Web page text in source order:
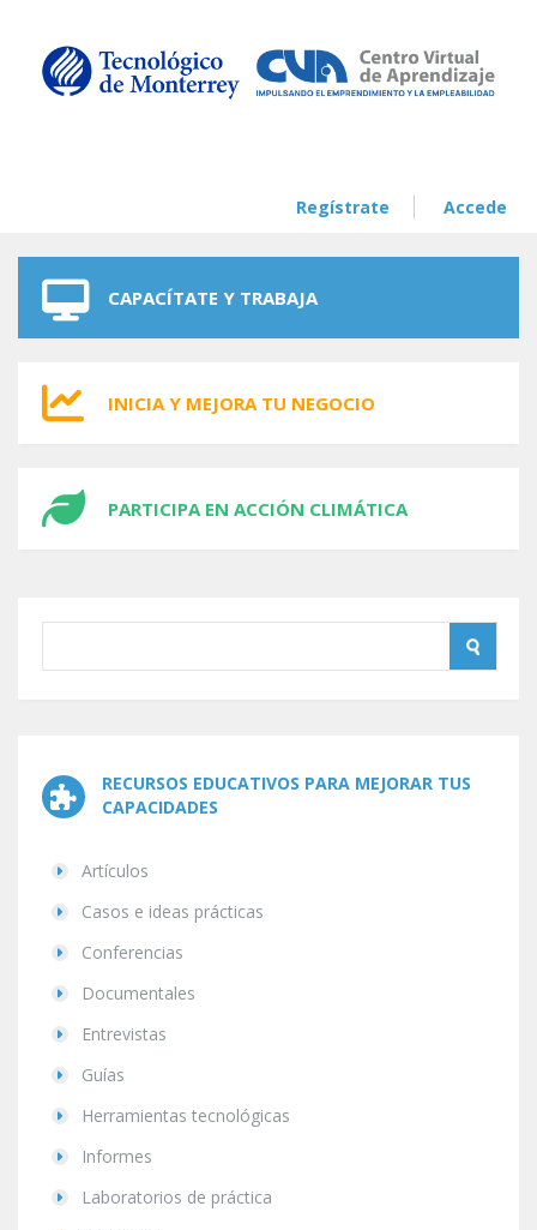
Regístrate Accede
CAPACÍTATE Y TRABAJA
INICIA Y MEJORA TU NEGOCIO
PARTICIPA EN ACCIÓN CLIMÁTICA
RECURSOS EDUCATIVOS PARA MEJORAR TUS
CAPACIDADES
Artículos
Casos e ideas prácticas
Conferencias
Documentales
Entrevistas
Guías
Herramientas tecnológicas
Informes
Laboratorios de práctica